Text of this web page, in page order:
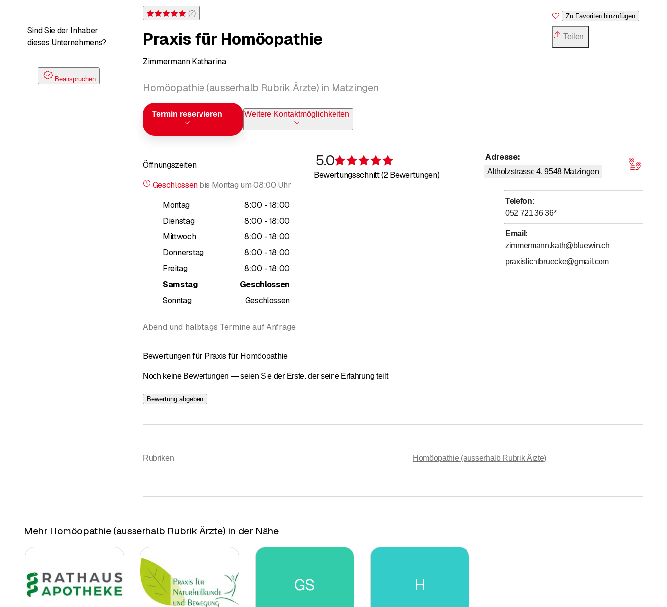
Sind Sie der Inhaber
dieses Unternehmens?
Beanspruchen
Bewertung 5 von 5 Sternen bei 2 Bewertungen
(2)
Praxis für Homöopathie
Zimmermann Katharina
Homöopathie (ausserhalb Rubrik Ärzte) in Matzingen
Termin reservieren Weitere Kontaktmöglichkeiten
Zu Favoriten hinzufügen
Teilen
Öffnungszeiten
Geschlossen bis Montag um 08:00 Uhr
Montag
8:00 - bis
18:00
Dienstag
8:00 - bis
18:00
Mittwoch
8:00 - bis
18:00
Donnerstag
8:00 - bis
18:00
Freitag
8:00 - bis
18:00
Samstag
Geschlossen
Sonntag
Geschlossen
Abend und halbtags Termine auf Anfrage
5.0
Bewertungsschnitt (2 Bewertungen)
Adresse:
Altholzstrasse 4, 9548 Matzingen
Telefon:
052 721 36 36*
Email :
zimmermann.kath@bluewin.ch
praxislichtbruecke@gmail.com
Bewertungen für Praxis für Homöopathie
Noch keine Bewertungen — seien Sie der Erste, der seine Erfahrung teilt
Bewertung abgeben
Rubriken Homöopathie (ausserhalb Rubrik Ärzte)
Mehr Homöopathie (ausserhalb Rubrik Ärzte) in der Nähe
GS H